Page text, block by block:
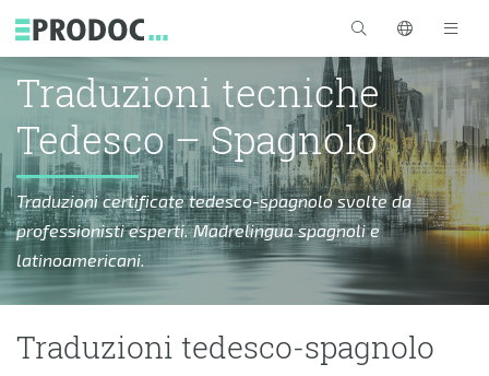
Traduzioni tecniche
Tedesco – Spagnolo
Traduzioni certificate tedesco-spagnolo svolte da
professionisti esperti. Madrelingua spagnoli e
latinoamericani.
Traduzioni tedesco-spagnolo